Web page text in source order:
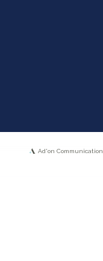
Ad'on Communication